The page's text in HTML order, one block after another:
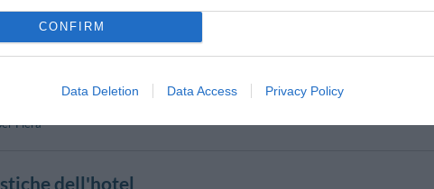
CONFIRM
Data Deletion Data Access Privacy Policy
Caffetteria
Servizio Interpreti
Fiera
dell'hotel